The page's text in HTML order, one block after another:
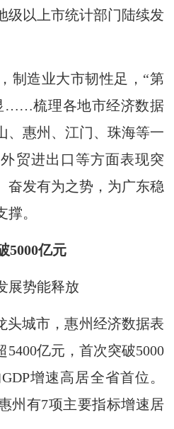
以上市统计部门陆续发
造业大市韧性足，“第
……梳理各地市经济数据
、惠州、江门、珠海等一
贸进出口等方面表现突
奋发有为之势，为广东稳
。
5000亿元
势能释放
城市，惠州经济数据表
5400亿元，首次突破5000
增速高居全省首位。
州有7项主要指标增速居